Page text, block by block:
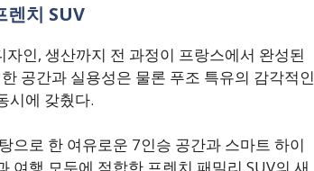
렌치 SUV
인, 생산까지 전 과정이 프랑스에서 완성된
한 공간과 실용성은 물론 푸조 특유의 감각적인
시에 갖췄다.
으로 한 여유로운 7인승 공간과 스마트 하이